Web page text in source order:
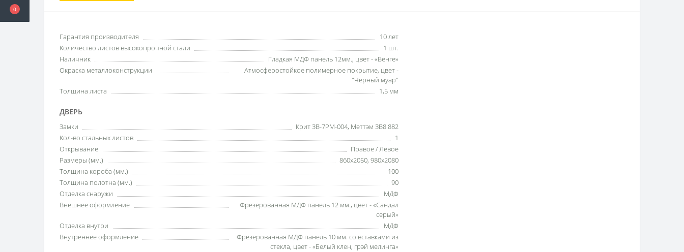
0
Гарантия производителя
10 лет
Количество листов высокопрочной стали
1 шт.
Наличник
Гладкая МДФ панель 12мм., цвет - «Венге»
Окраска металлоконструкции
Атмосферостойкое полимерное покрытие, цвет -
"Черный муар"
Толщина листа
1,5 мм
ДВЕРЬ
Замки
Крит ЗВ-7РМ-004, Меттэм ЗВ8 882
Кол-во стальных листов
1
Открывание
Правое / Левое
Размеры (мм.)
860x2050, 980x2080
Толщина короба (мм.)
100
Толщина полотна (мм.)
90
Отделка снаружи
МДФ
Внешнее оформление
Фрезерованная МДФ панель 12 мм., цвет - «Сандал
серый»
Отделка внутри
МДФ
Внутреннее оформление
Фрезерованная МДФ панель 10 мм. со вставками из
стекла, цвет - «Белый клен, грэй мелинга»